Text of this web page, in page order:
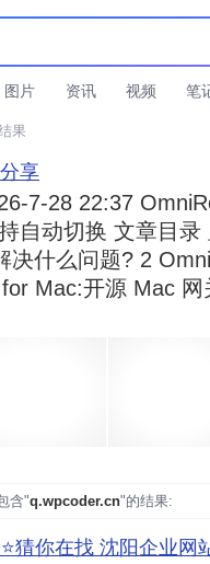
图片 资讯 视频 笔
网页和文件  站点内检索 
果
享
7-28 22:37
自动切换 文章目
决什么问题? 2
Mac:开源 Mac
含"q.wpcoder.cn"的结果:
猜你在找 沈阳企业网